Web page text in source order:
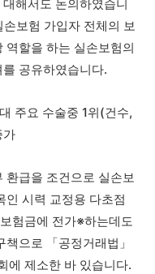
해서도 논의하였습니
보험 가입자 전체의 보
역할을 하는 실손보험의
공유하였습니다.
주요 수술중 1위(건수,
가
환급을 조건으로 실손보
인 시력 교정용 다초점
험금에 전가※하는데도
으로 「공정거래법」
에 제소한 바 있습니다.